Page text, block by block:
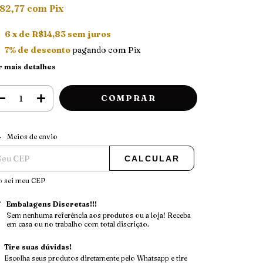
com Pix
6 x de R$14,83 sem juros
7% de descontopagando com Pix
mais detalhes
para o CEP:
Meios de envio
CALCULAR
sei meu CEP
Embalagens Discretas!!!
Sem nenhuma referência aos produtos ou a loja! Receba
em casa ou no trabalho com total discrição.
Tire suas dúvidas!
Escolha seus produtos diretamente pelo Whatsapp e tire